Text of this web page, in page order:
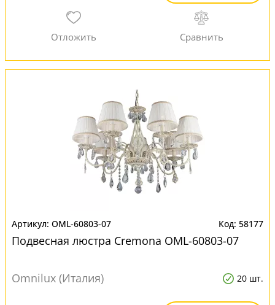
OML-60803-07 58177
Подвесная люстра Cremona OML-60803-07
Omnilux (Италия) 20 шт.